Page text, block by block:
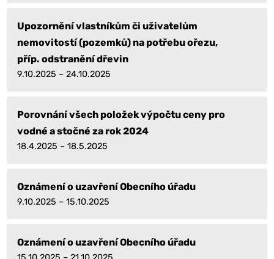
Upozornění vlastníkům či uživatelům
nemovitostí (pozemků) na potřebu ořezu,
příp. odstranění dřevin
9.10.2025 – 24.10.2025
Porovnání všech položek výpočtu ceny pro
vodné a stočné za rok 2024
18.4.2025 – 18.5.2025
Oznámení o uzavření Obecního úřadu
9.10.2025 – 15.10.2025
Oznámení o uzavření Obecního úřadu